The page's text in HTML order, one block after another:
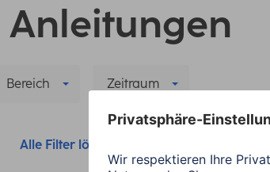
Anleitungen
Bereich Zeitraum
Alle Filter löschen